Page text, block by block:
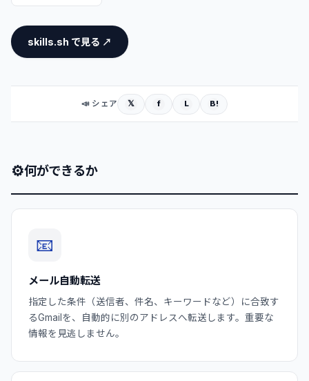
skills.sh で見る ↗
📣 シェア 𝕏 f L B!
⚙何ができるか
📧
メール自動転送
指定した条件（送信者、件名、キーワードなど）に合致す
るGmailを、自動的に別のアドレスへ転送します。重要な
情報を見逃しません。